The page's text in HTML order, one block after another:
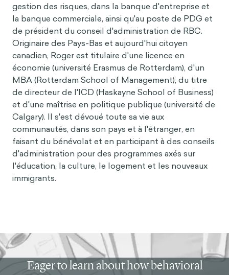
gestion des risques, dans la banque d'entreprise et
la banque commerciale, ainsi qu'au poste de PDG et
de président du conseil d'administration de RBC.
Originaire des Pays-Bas et aujourd'hui citoyen
canadien, Roger est titulaire d'une licence en
économie (université Erasmus de Rotterdam), d'un
MBA (Rotterdam School of Management), du titre
de directeur de l'ICD (Haskayne School of Business)
et d'une maîtrise en politique publique (université de
Calgary). Il s'est dévoué toute sa vie aux
communautés, dans son pays et à l'étranger, en
faisant du bénévolat et en participant à des conseils
d'administration pour des programmes axés sur
l'éducation, la culture, le logement et les nouveaux
immigrants.
Eager to learn about how behavioral